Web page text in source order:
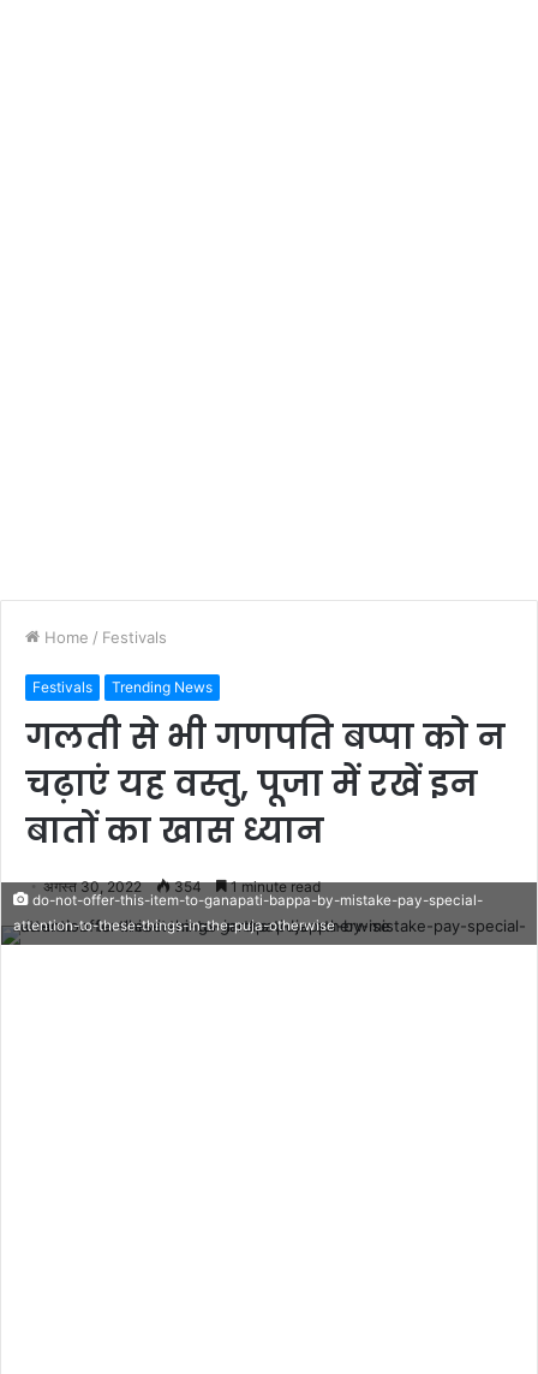
Home / Festivals
Festivals Trending News
गलती से भी गणपति बप्पा को न
चढ़ाएं यह वस्तु, पूजा में रखें इन
बातों का खास ध्यान
अगस्त 30, 2022 354 1 minute read
do-not-offer-this-item-to-ganapati-bappa-by-mistake-pay-special-
attention-to-these-things-in-the-puja-otherwise